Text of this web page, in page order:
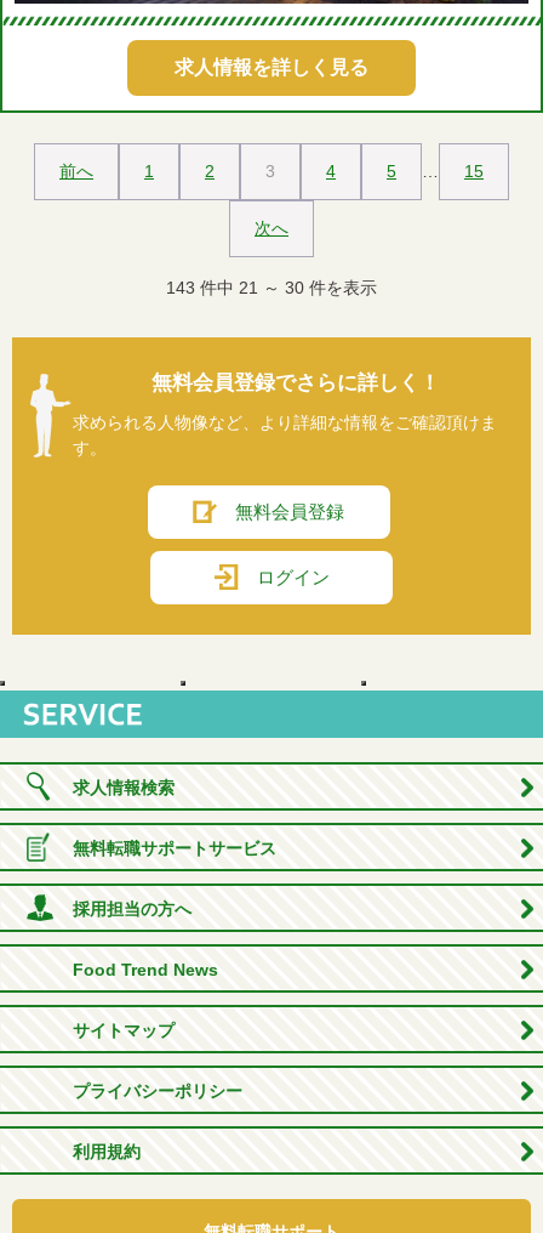
求人情報を詳しく見る
前へ 1 2 3 4 5 15
次へ
143 件中 21 ～ 30 件を表示
無料会員登録でさらに詳しく！
求められる人物像など、より詳細な情報をご確認頂けま
す。
無料会員登録
ログイン
求人情報検索
無料転職サポートサービス
採用担当の方へ
Food Trend News
サイトマップ
プライバシーポリシー
利用規約